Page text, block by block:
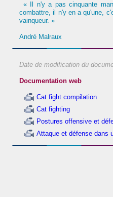
« Il n'y a pas cinquante
combattre, il n'y en a qu'une,
vainqueur. »
André Malraux
Date de modification du
Documentation web
Cat fight compilation
Cat fighting
Postures offensive et
Attaque et défense dans